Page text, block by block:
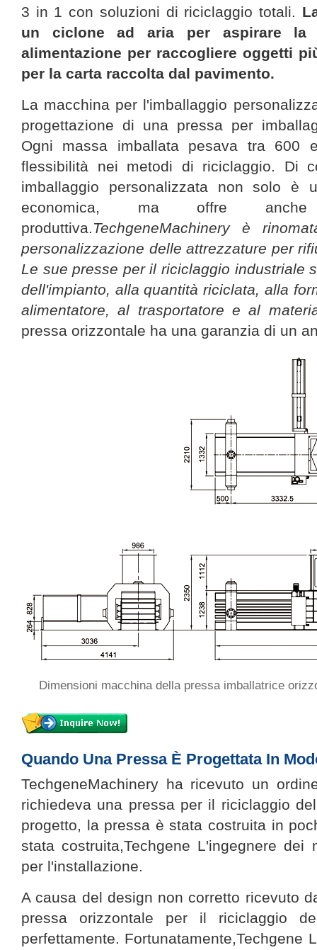
3 in 1 con soluzioni di riciclaggio totali.
un ciclone ad aria per aspirare la
alimentazione per raccogliere oggetti
per la carta raccolta dal pavimento.
La macchina per l'imballaggio
progettazione di una pressa per
Ogni massa imballata pesava tra 600
flessibilità nei metodi di riciclaggio. Di
imballaggio personalizzata non solo è
economica, ma offre anche
produttiva.TechgeneMachinery è
personalizzazione delle attrezzature per
Le sue presse per il riciclaggio industriale
dell'impianto, alla quantità riciclata, alla
alimentatore, al trasportatore e al
pressa orizzontale ha una garanzia di un
Dimensioni macchina della pressa imballatrice
Quando Una Pressa È Progettata In
TechgeneMachinery ha ricevuto un
richiedeva una pressa per il riciclaggio
progetto, la pressa è stata costruita in
stata costruita,Techgene L'ingegnere dei
per l'installazione.
A causa del design non corretto ricevuto
pressa orizzontale per il riciclaggio
perfettamente. Fortunatamente,Techgene